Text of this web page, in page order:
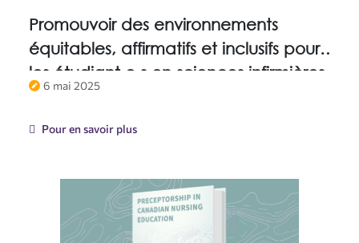
Promouvoir des environnements
équitables, affirmatifs et inclusifs pour
les étudiant.e.s en sciences infirmières
2S LGBTQAI+
6 mai 2025
Pour en savoir plus